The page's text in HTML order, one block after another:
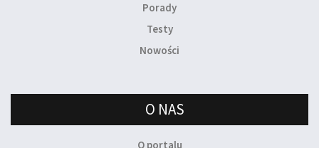
Porady
Testy
Nowości
O NAS
O portalu